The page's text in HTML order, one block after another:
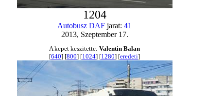
1204
Autobusz DAF jarat: 41
2013, Szeptember 17.
A kepet keszitette: Valentin Balan
[640] [800] [1024] [1280] [eredeti]